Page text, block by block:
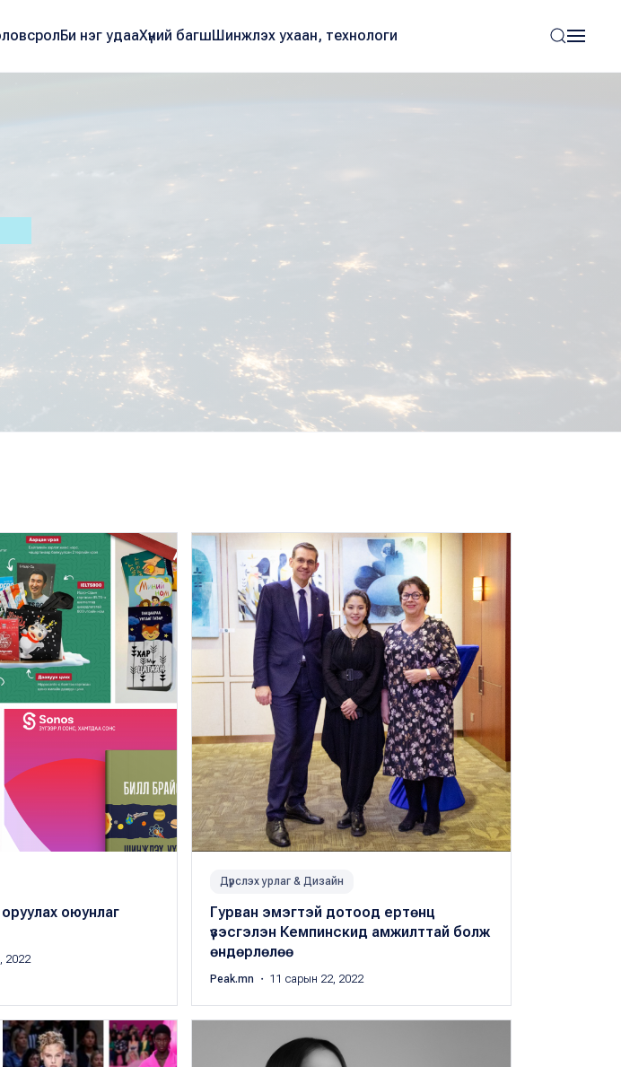
Би нэг удааХүний багшШинжлэх ухаан, технологи
оруулах оюунлаг
2022
Дүрслэх урлаг & Дизайн
Гурван эмэгтэй дотоод ертөнц
үзэсгэлэн Кемпинскид амжилттай болж
өндөрлөлөө
Peak.mn ・ 11 сарын 22, 2022